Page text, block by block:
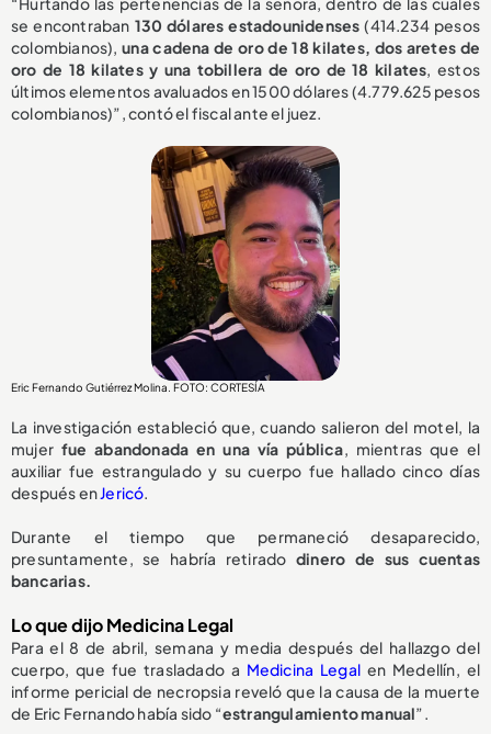
se encontraban 130 dólares estadounidenses (414.234 pesos
colombianos),una cadena de oro de 18 kilates, dos aretes de
oro de 18 kilates y una tobillera de oro de 18 kilates, estos
últimos elementos avaluados en 1500 dólares (4.779.625 pesos
colombianos)”, contó el fiscal ante el juez.
Eric Fernando Gutiérrez Molina. FOTO: CORTESÍA
La investigación estableció que, cuando salieron del motel, la
mujer fue abandonada en una vía pública, mientras que el
auxiliar fue estrangulado y su cuerpo fue hallado cinco días
después enJericó.
Durante el tiempo que permaneció desaparecido,
presuntamente, se habría retirado dinero de sus cuentas
bancarias.
Lo que dijo Medicina Legal
Para el 8 de abril, semana y media después del hallazgo del
cuerpo, que fue trasladado a Medicina Legal en Medellín, el
informe pericial de necropsia reveló que la causa de la muerte
de Eric Fernando había sido “estrangulamiento manual”.